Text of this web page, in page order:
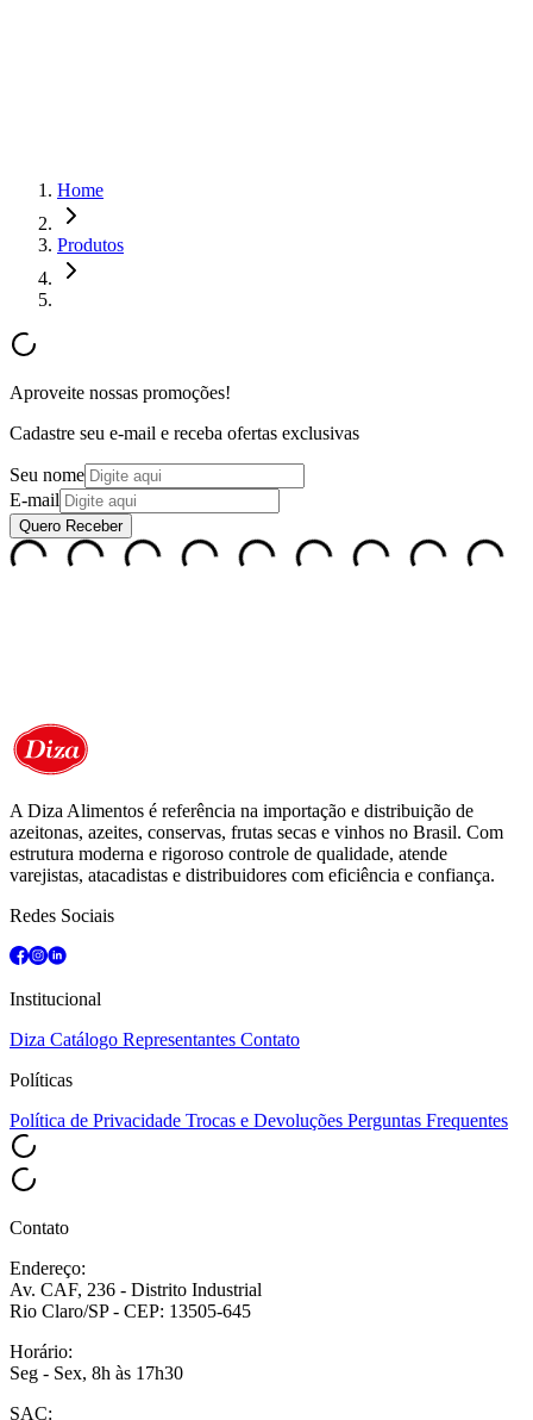
Home
Produtos
Aproveite nossas promoções!
Cadastre seu e-mail e receba ofertas exclusivas
Seu nome
E-mail
Quero Receber
A Diza Alimentos é referência na importação e distribuição de
azeitonas, azeites, conservas, frutas secas e vinhos no Brasil. Com
estrutura moderna e rigoroso controle de qualidade, atende
varejistas, atacadistas e distribuidores com eficiência e confiança.
Redes Sociais
Institucional
Diza Catálogo Representantes Contato
Políticas
Política de Privacidade Trocas e Devoluções Perguntas Frequentes
Contato
Endereço:
Av. CAF, 236 - Distrito Industrial
Rio Claro/SP - CEP: 13505-645
Horário:
Seg - Sex, 8h às 17h30
SAC: